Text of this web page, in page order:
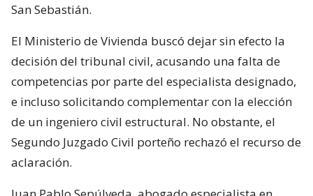
San Sebastián.
El Ministerio de Vivienda buscó dejar sin efecto la
decisión del tribunal civil, acusando una falta de
competencias por parte del especialista designado,
e incluso solicitando complementar con la elección
de un ingeniero civil estructural. No obstante, el
Segundo Juzgado Civil porteño rechazó el recurso de
aclaración.